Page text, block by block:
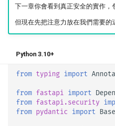
下一章你會看到真正安全的實作，
但現在先把注意力放在我們需要的
Python 3.10+
from typing import
from fastapi import
from fastapi.security
from pydantic import